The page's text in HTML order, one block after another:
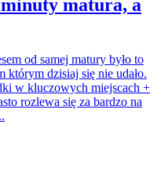
matura, a
od samej matury było to
którym dzisiaj się nie udało.
w kluczowych miejscach +
rozlewa się za bardzo na